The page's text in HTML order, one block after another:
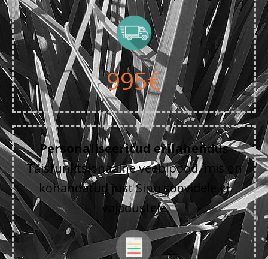
995€
Personaliseeritud erilahendus
Täisfunktsionaalne veebipood, mis on
kohandatud just Sinu soovidele ja
vajadustele